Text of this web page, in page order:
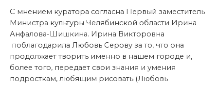
С мнением куратора согласна Первый заместитель
Министра культуры Челябинской области Ирина
Анфалова-Шишкина. Ирина Викторовна
поблагодарила Любовь Серову за то, что она
продолжает творить именно в нашем городе и,
более того, передает свои знания и умения
подросткам, любящим рисовать (Любовь